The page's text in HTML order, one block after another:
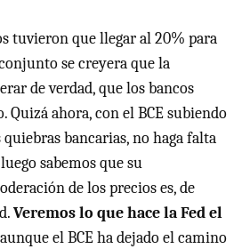
tuvieron que llegar al 20% para
se creyera que la
de verdad, que los bancos
Quizá ahora, con el BCE subiendo
quiebras bancarias, no haga falta
sabemos que su
de los precios es, de
Veremos lo que hace la Fed el
el BCE ha dejado el camino